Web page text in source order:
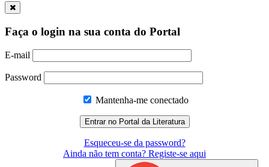
Faça o login na sua conta do Portal
E-mail
Password
Mantenha-me conectado
Esqueceu-se da password?
Ainda não tem conta? Registe-se aqui